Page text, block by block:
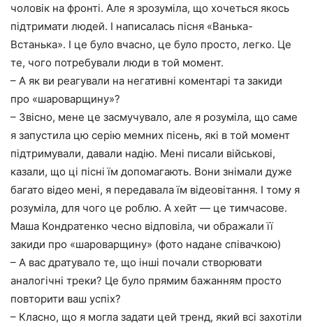
чоловік на фронті. Але я зрозуміла, що хочеться якось
підтримати людей. І написалась пісня «Ванька-
Встанька». І це було вчасно, це було просто, легко. Це
те, чого потребували люди в той момент.
– А як ви реагували на негативні коментарі та закиди
про «шароварщину»?
– Звісно, мене це засмучувало, але я розуміла, що саме
я запустила цю серію мемних пісень, які в той момент
підтримували, давали надію. Мені писали військові,
казали, що ці пісні їм допомагають. Вони знімали дуже
багато відео мені, я передавала їм відеовітання. І тому я
розуміла, для чого це роблю. А хейт — це тимчасове.
Маша Кондратенко чесно відповіла, чи ображали її
закиди про «шароварщину» (фото надане співачкою)
– А вас дратувало те, що інші почали створювати
аналогічні треки? Це було прямим бажанням просто
повторити ваш успіх?
– Класно, що я могла задати цей тренд, який всі захотіли